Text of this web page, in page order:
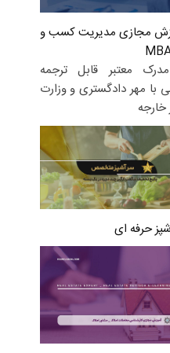
مجازی مدیریت کسب و
معتبر قابل ترجمه
با مهر دادگستری و وزارت
خارجه
حرفه ای